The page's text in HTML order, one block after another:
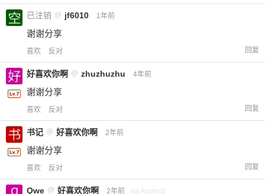
已注销 @ jf6010 1年前
谢谢分享
喜欢 反对 回复
好喜欢你啊 @ zhuzhuzhu 4年前
谢谢分享
喜欢 反对 回复
书记 @ 好喜欢你啊 2年前
谢谢分享
喜欢 反对 回复
Qwe @ 好喜欢你啊 2年前 via Android